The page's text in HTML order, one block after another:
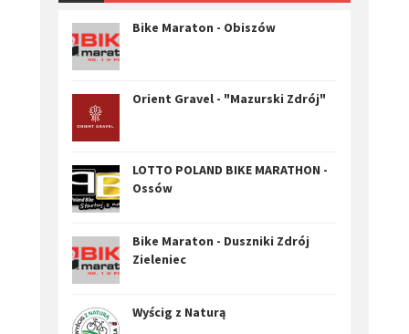
Bike Maraton - Obiszów
Orient Gravel - "Mazurski Zdrój"
LOTTO POLAND BIKE MARATHON -
Ossów
Bike Maraton - Duszniki Zdrój
Zieleniec
Wyścig z Naturą